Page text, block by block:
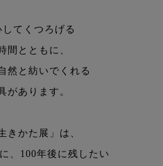
てくつろげる
間とともに、
然と紡いでくれる
があります。
きかた展」は、
、100年後に残したい